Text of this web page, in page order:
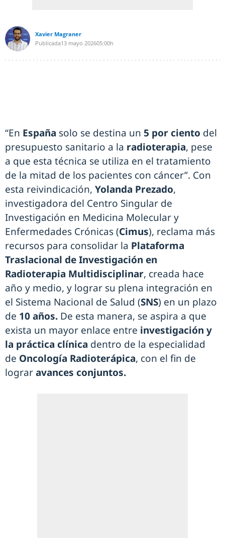
Xavier Magraner
Publicada13 mayo 202605:00h
“En España solo se destina un 5 por ciento del
presupuesto sanitario a la radioterapia, pese
a que esta técnica se utiliza en el tratamiento
de la mitad de los pacientes con cáncer”. Con
esta reivindicación, Yolanda Prezado,
investigadora del Centro Singular de
Investigación en Medicina Molecular y
Enfermedades Crónicas (Cimus), reclama más
recursos para consolidar la Plataforma
Traslacional de Investigación en
Radioterapia Multidisciplinar, creada hace
año y medio, y lograr su plena integración en
el Sistema Nacional de Salud (SNS) en un plazo
de 10 años. De esta manera, se aspira a que
exista un mayor enlace entre investigación y
la práctica clínica dentro de la especialidad
de Oncología Radioterápica, con el fin de
lograravances conjuntos.